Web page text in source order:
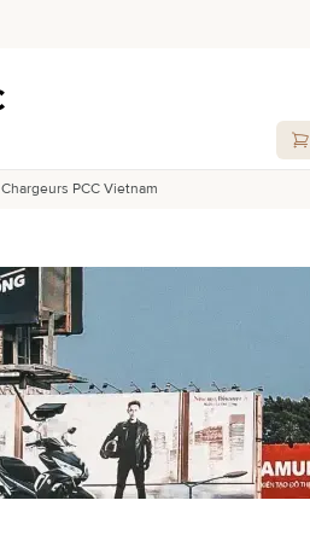
Chargeurs PCC Vietnam